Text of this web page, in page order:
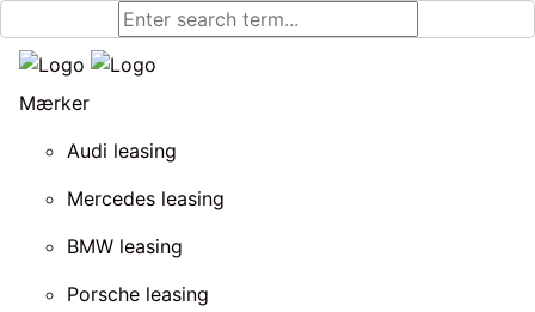
Mærker
Audi leasing
Mercedes leasing
BMW leasing
Porsche leasing